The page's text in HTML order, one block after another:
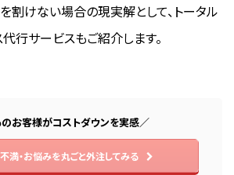
割けない場合の現実解として、トータル
行サービスもご紹介します。
お客様がコストダウンを実感／
満・お悩みを丸ごと外注してみる